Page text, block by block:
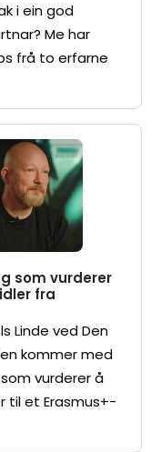
i ein god
Me har
frå to erfarne
som vurderer
fra
Linde ved Den
kommer med
vurderer å
til et Erasmus+-